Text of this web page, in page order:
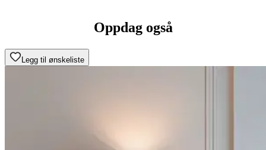
Oppdag også
Legg til ønskeliste